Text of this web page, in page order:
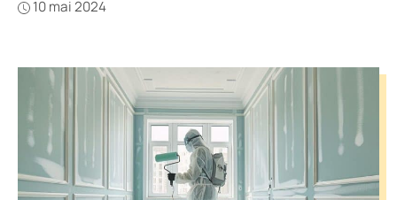
10 mai 2024